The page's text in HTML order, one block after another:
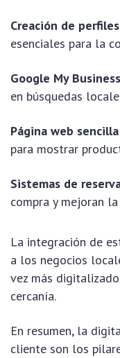
Creación de
esenciales para la
Google My
en búsquedas
Página web
para mostrar
Sistemas de
compra y mejoran
La integración de
a los negocios
vez más
cercanía.
En resumen, la
cliente son los